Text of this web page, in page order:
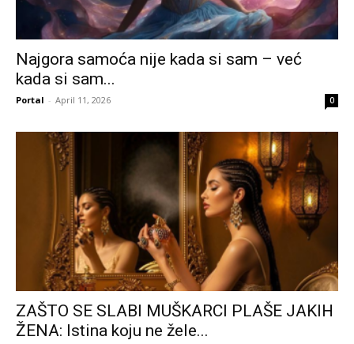
Najgora samoća nije kada si sam – već
kada si sam...
Portal - April 11, 2026 0
ZAŠTO SE SLABI MUŠKARCI PLAŠE JAKIH
ŽENA: Istina koju ne žele...